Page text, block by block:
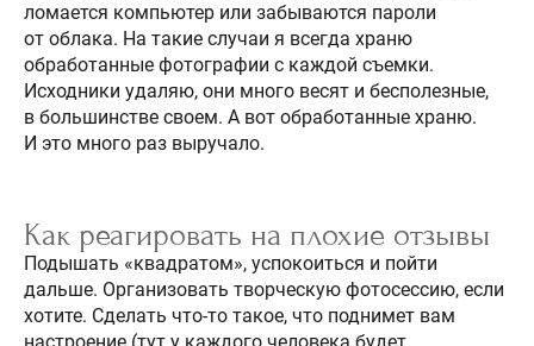
ломается компьютер или забываются пароли
от облака. На такие случаи я всегда храню
обработанные фотографии с каждой съемки.
Исходники удаляю, они много весят и бесполезные,
в большинстве своем. А вот обработанные храню.
И это много раз выручало.
Как реагировать на плохие отзывы
Подышать «квадратом», успокоиться и пойти
дальше. Организовать творческую фотосессию, если
хотите. Сделать что-то такое, что поднимет вам
настроение (тут у каждого человека будет